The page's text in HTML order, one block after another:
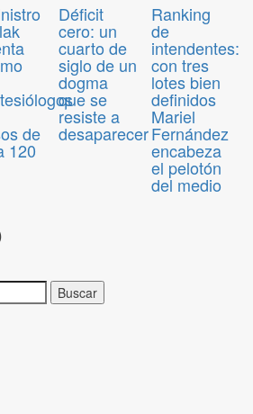
de
120
Déficit
cero: un
cuarto de
siglo de un
dogma
que se
resiste a
desaparecer
Ranking
de
intendentes:
con tres
lotes bien
definidos
Mariel
Fernández
encabeza
el pelotón
del medio